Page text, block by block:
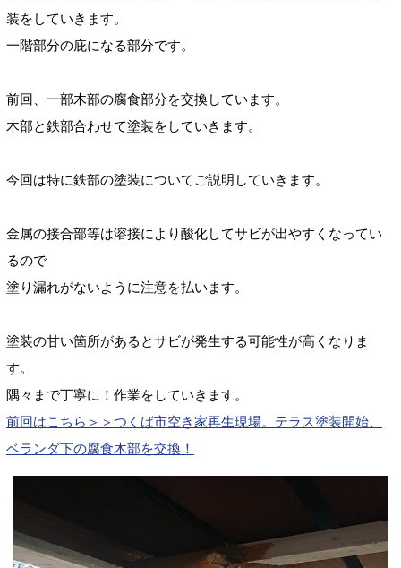
装をしていきます。
一階部分の庇になる部分です。
前回、一部木部の腐食部分を交換しています。
木部と鉄部合わせて塗装をしていきます。
今回は特に鉄部の塗装についてご説明していきます。
金属の接合部等は溶接により酸化してサビが出やすくなってい
るので
塗り漏れがないように注意を払います。
塗装の甘い箇所があるとサビが発生する可能性が高くなりま
す。
隅々まで丁寧に！作業をしていきます。
前回はこちら ＞＞つくば市空き家再生現場。テラス塗装開始、
ベランダ下の腐食木部を交換！